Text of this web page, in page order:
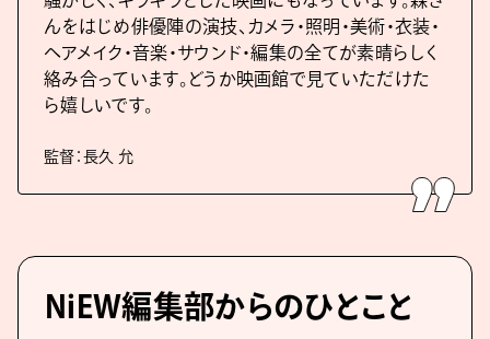
んをはじめ俳優陣の演技、カメラ・照明・美術・衣装・
ヘアメイク・音楽・サウンド・編集の全てが素晴らしく
絡み合っています。どうか映画館で見ていただけた
ら嬉しいです。
監督：長久 允
NiEW編集部からのひとこと